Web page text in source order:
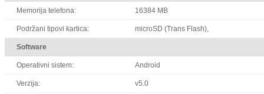
Memorija telefona: 16384 MB
Podržani tipovi kartica: microSD (Trans Flash),
Software
Operativni sistem: Android
Verzija: v5.0